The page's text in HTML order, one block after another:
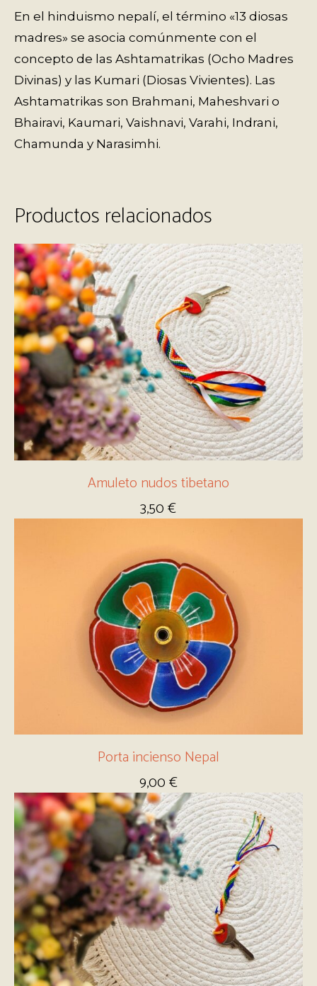
En el hinduismo nepalí, el término «13 diosas
madres» se asocia comúnmente con el
concepto de las Ashtamatrikas (Ocho Madres
Divinas) y las Kumari (Diosas Vivientes). Las
Ashtamatrikas son Brahmani, Maheshvari o
Bhairavi, Kaumari, Vaishnavi, Varahi, Indrani,
Chamunda y Narasimhi.
Productos relacionados
Amuleto nudos tibetano
3,50€
Porta incienso Nepal
9,00€